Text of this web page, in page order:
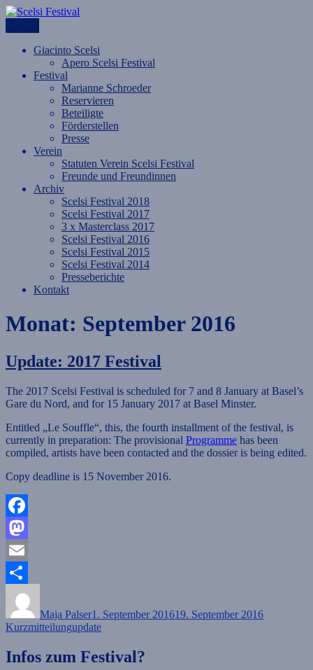
Zum
springen
Scelsi Festival
im Sog des Neuen Jahres.
Giacinto Scelsi
Apero Scelsi Festival
Festival
Marianne Schroeder
Reservieren
Beteiligte
Förderstellen
Presse
Verein
Statuten Verein Scelsi Festival
Freunde und Freundinnen
Archiv
Scelsi Festival 2018
Scelsi Festival 2017
3 x Masterclass 2017
Scelsi Festival 2016
Scelsi Festival 2015
Scelsi Festival 2014
Presseberichte
Kontakt
Monat: September 2016
Update: 2017 Festival
The 2017 Scelsi Festival is scheduled for 7 and 8 January at Basel’s
Gare du Nord, and for 15 January 2017 at Basel Minster.
Entitled „Le Souffle“, this, the fourth installment of the festival, is
currently in preparation: The provisional Programme has been
compiled, artists have been contacted and the dossier is being edited.
Copy deadline is 15 November 2016.
Facebook
Mastodon
Email
Teilen
Maja Palser1. September 201619. September 2016
KurzmitteilungKategorien
update
Infos zum Festival?